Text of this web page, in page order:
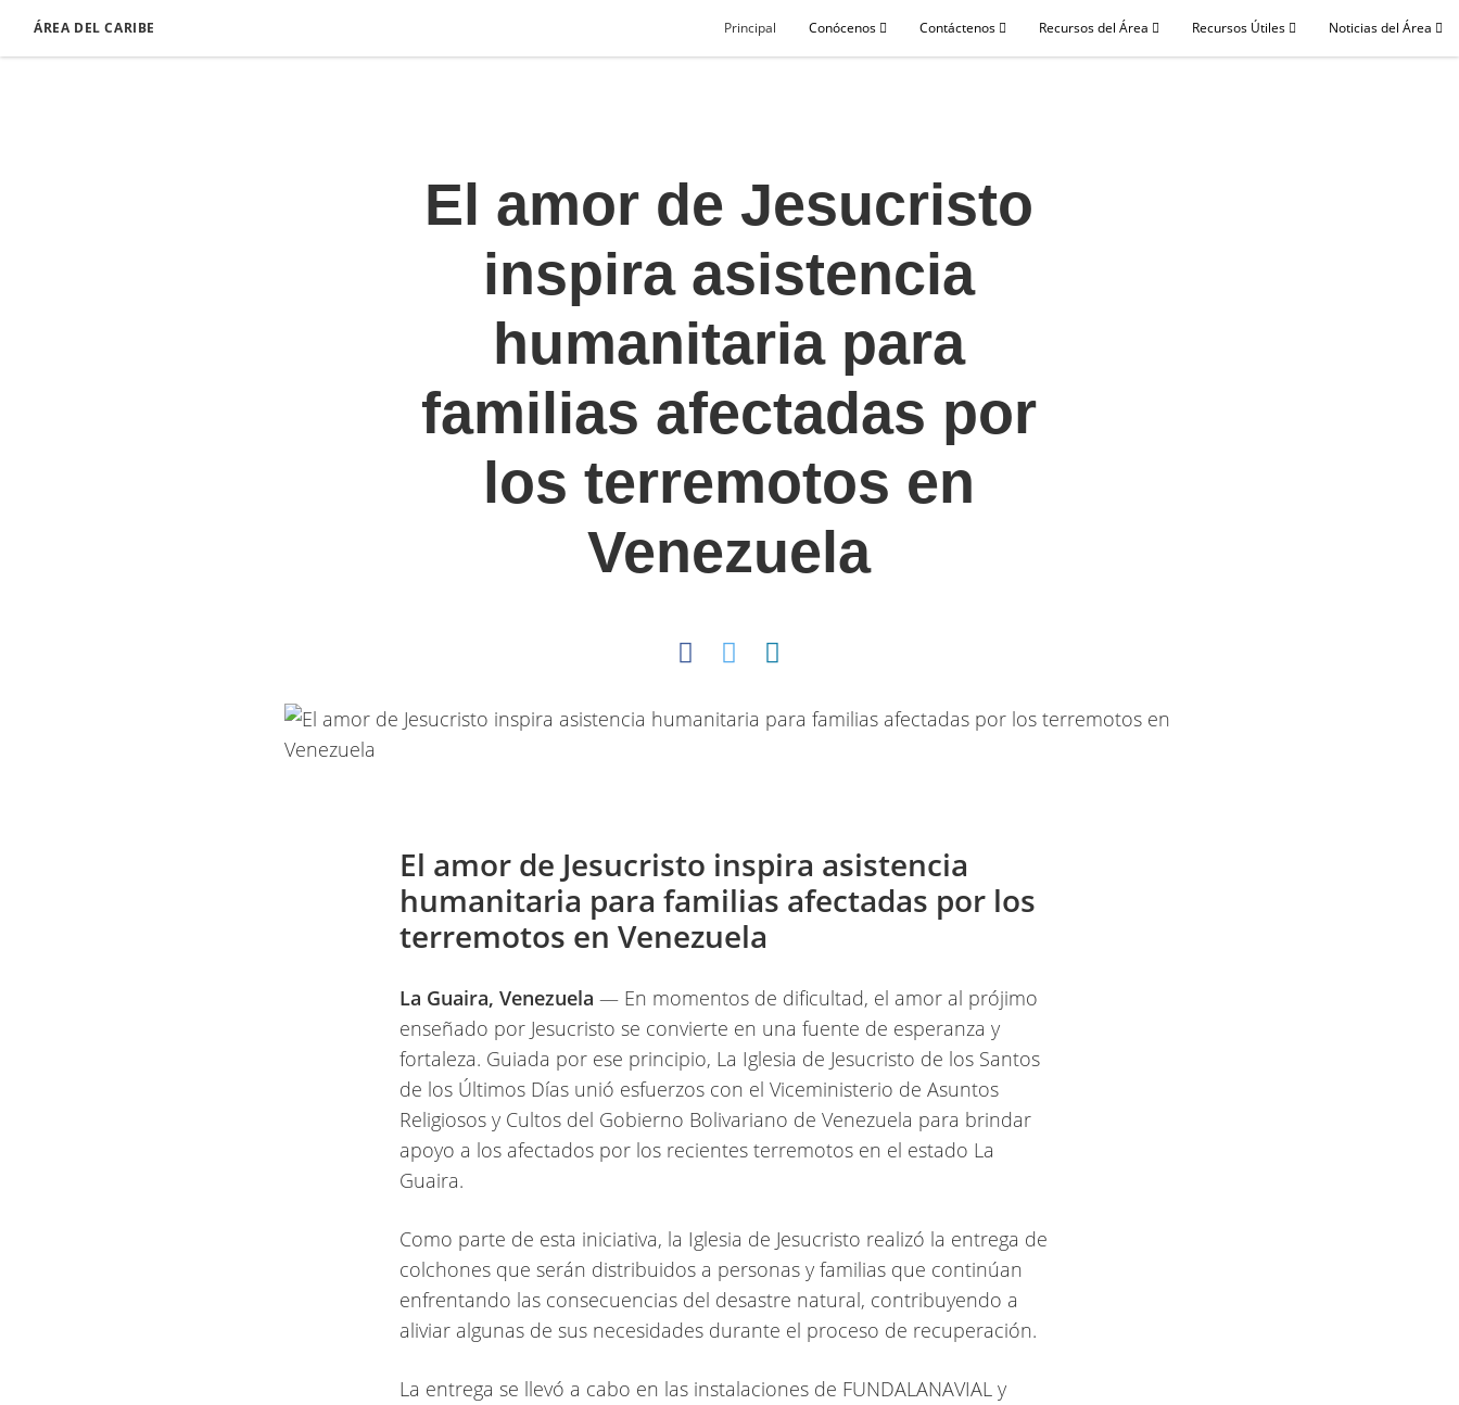
ÁREA DEL CARIBE Principal Conócenos Contáctenos Recursos del Área Recursos Útiles Noticias del Área
El amor de Jesucristo
inspira asistencia
humanitaria para
familias afectadas por
los terremotos en
Venezuela
El amor de Jesucristo inspira asistencia
humanitaria para familias afectadas por los
terremotos en Venezuela
La Guaira, Venezuela — En momentos de dificultad, el amor al prójimo
enseñado por Jesucristo se convierte en una fuente de esperanza y
fortaleza. Guiada por ese principio, La Iglesia de Jesucristo de los Santos
de los Últimos Días unió esfuerzos con el Viceministerio de Asuntos
Religiosos y Cultos del Gobierno Bolivariano de Venezuela para brindar
apoyo a los afectados por los recientes terremotos en el estado La
Guaira.
Como parte de esta iniciativa, la Iglesia de Jesucristo realizó la entrega de
colchones que serán distribuidos a personas y familias que continúan
enfrentando las consecuencias del desastre natural, contribuyendo a
aliviar algunas de sus necesidades durante el proceso de recuperación.
La entrega se llevó a cabo en las instalaciones de FUNDALANAVIAL y